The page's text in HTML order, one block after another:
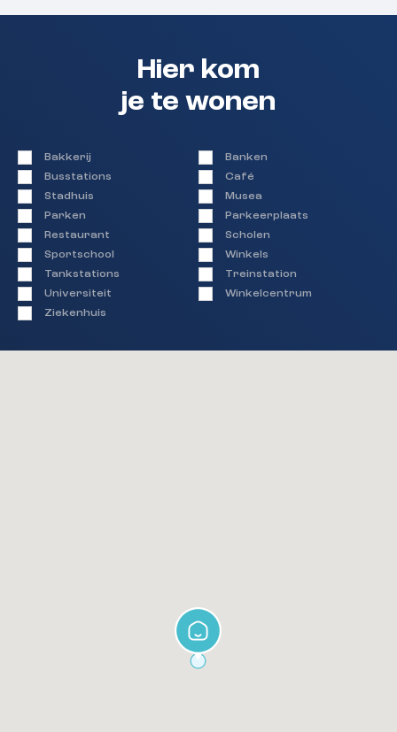
Hier kom
je te wonen
Bakkerij
Banken
Busstations
Café
Stadhuis
Musea
Parken
Parkeerplaats
Restaurant
Scholen
Sportschool
Winkels
Tankstations
Treinstation
Universiteit
Winkelcentrum
Ziekenhuis